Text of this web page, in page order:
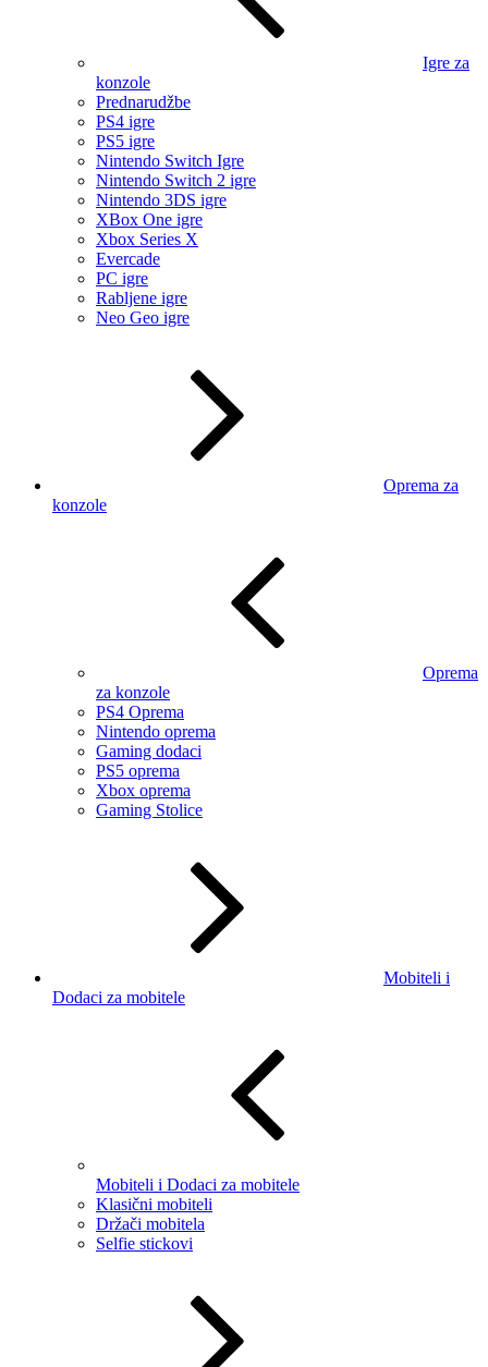
Igre za
konzole
Prednarudžbe
PS4 igre
PS5 igre
Nintendo Switch Igre
Nintendo Switch 2 igre
Nintendo 3DS igre
XBox One igre
Xbox Series X
Evercade
PC igre
Rabljene igre
Neo Geo igre
Oprema za
konzole
Oprema
za konzole
PS4 Oprema
Nintendo oprema
Gaming dodaci
PS5 oprema
Xbox oprema
Gaming Stolice
Mobiteli i
Dodaci za mobitele
Mobiteli i Dodaci za mobitele
Klasični mobiteli
Držači mobitela
Selfie stickovi